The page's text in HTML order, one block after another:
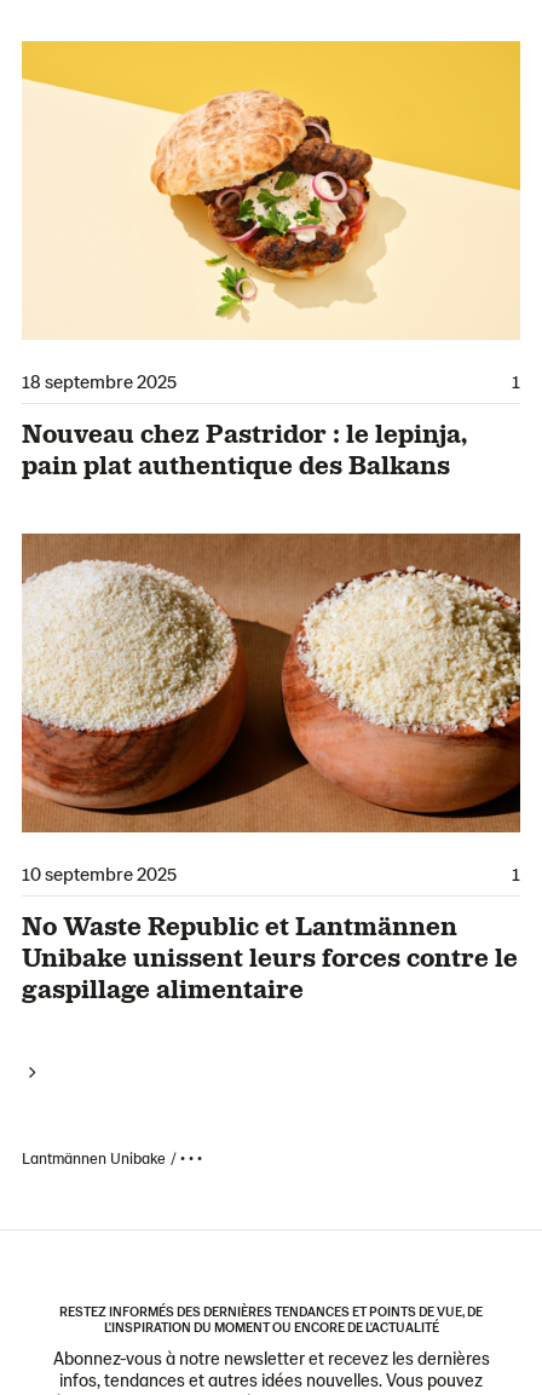
18 septembre 2025 1
Nouveau chez Pastridor : le lepinja,
pain plat authentique des Balkans
10 septembre 2025 1
No Waste Republic et Lantmännen
Unibake unissent leurs forces contre le
gaspillage alimentaire
Lantmännen Unibake • • •
RESTEZ INFORMÉS DES DERNIÈRES TENDANCES ET POINTS DE VUE, DE
L'INSPIRATION DU MOMENT OU ENCORE DE L'ACTUALITÉ
Abonnez-vous à notre newsletter et recevez les dernières
infos, tendances et autres idées nouvelles. Vous pouvez